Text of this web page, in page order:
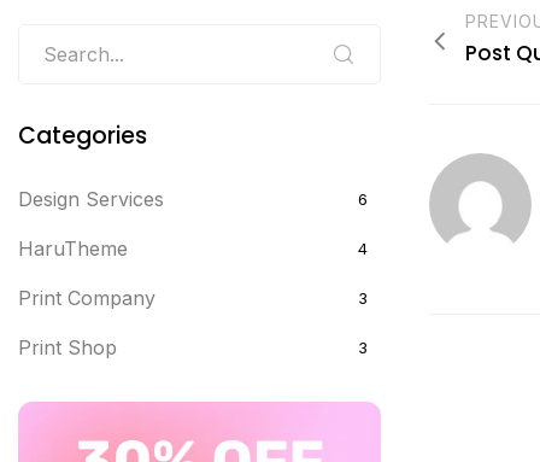
Post
Categories
Design Services 6
HaruTheme 4
Print Company 3
Print Shop 3